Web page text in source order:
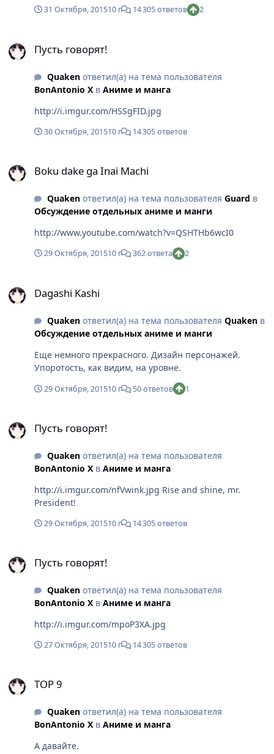
31 Октября, 201510 г 14 305 ответов 2
Пусть говорят!
Quakenответил(а) на тема пользователя
BonAntonio X в Аниме и манга
http://i.imgur.com/HSSgFID.jpg
30 Октября, 201510 г 14 305 ответов
Boku dake ga Inai Machi
Quakenответил(а) на тема пользователя Guard в
Обсуждение отдельных аниме и манги
http://www.youtube.com/watch?v=QSHTHb6wcI0
29 Октября, 201510 г 362 ответа 2
Dagashi Kashi
Quakenответил(а) на тема пользователя Quakenв
Обсуждение отдельных аниме и манги
Еще немного прекрасного. Дизайн персонажей.
Упоротость, как видим, на уровне.
29 Октября, 201510 г 50 ответов 1
Пусть говорят!
Quakenответил(а) на тема пользователя
BonAntonio X в Аниме и манга
http://i.imgur.com/nfVwink.jpg Rise and shine, mr.
President!
29 Октября, 201510 г 14 305 ответов
Пусть говорят!
Quakenответил(а) на тема пользователя
BonAntonio X в Аниме и манга
http://i.imgur.com/mpoP3XA.jpg
27 Октября, 201510 г 14 305 ответов
TOP 9
Quakenответил(а) на тема пользователя
BonAntonio X в Аниме и манга
А давайте.